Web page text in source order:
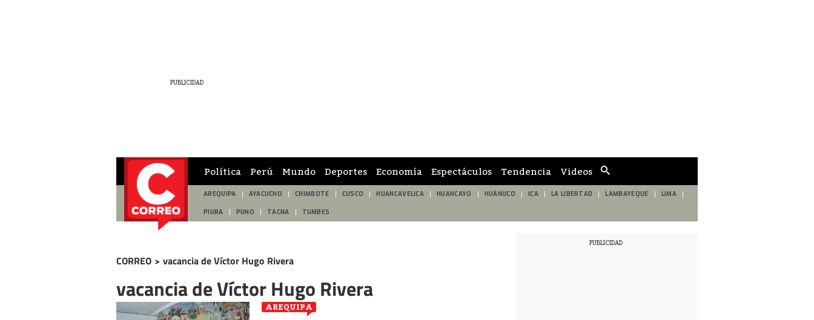
de
búsqueda
Política Perú Mundo Deportes Economía Espectáculos Tendencia Videos
AREQUIPA AYACUCHO CHIMBOTE CUSCO HUANCAVELICA HUANCAYO HUÁNUCO ICA LA LIBERTAD LAMBAYEQUE LIMA
PIURA PUNO TACNA TUMBES
CORREO > vacancia de Víctor Hugo Rivera
vacancia de Víctor Hugo Rivera
AREQUIPA